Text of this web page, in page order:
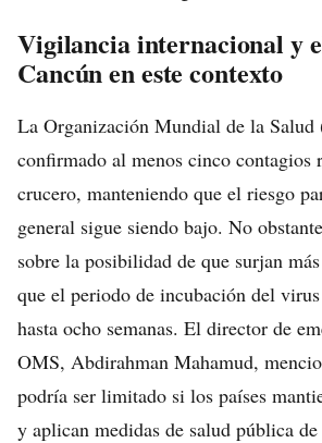
Vigilancia internacional y
Cancún en este contexto
La Organización Mundial de la Salud
confirmado al menos cinco contagios
crucero, manteniendo que el riesgo
general sigue siendo bajo. No
sobre la posibilidad de que surjan
que el periodo de incubación del virus
hasta ocho semanas. El director de
OMS, Abdirahman Mahamud,
podría ser limitado si los países
y aplican medidas de salud pública